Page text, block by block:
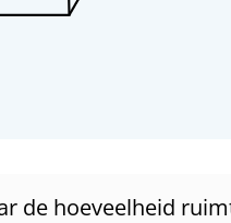
de hoeveelheid